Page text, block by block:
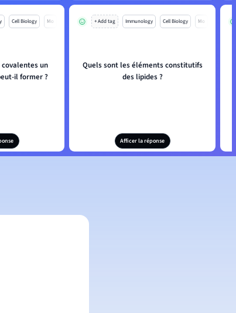
Cell Biology Mo
covalentes un
il former ?
+ Add tag Immunology Cell Biology Mo
Quels sont les éléments constitutifs
des lipides ?
Afficer la réponse